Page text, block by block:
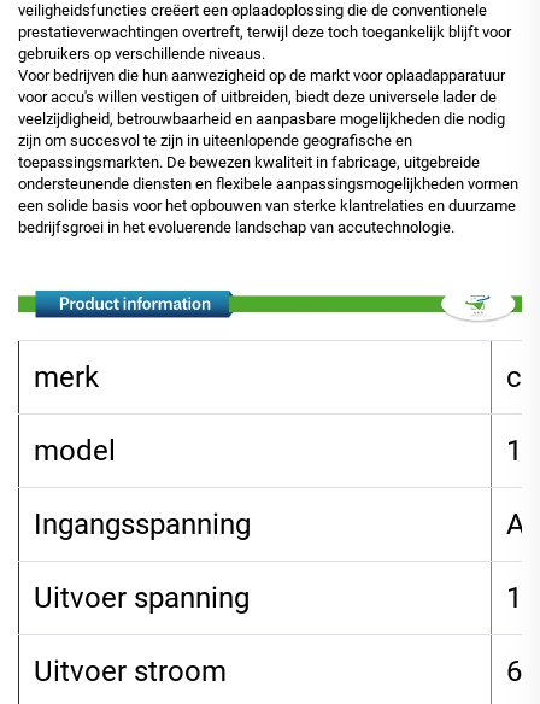
veiligheidsfuncties creëert een oplaadoplossing die de conventionele
prestatieverwachtingen overtreft, terwijl deze toch toegankelijk blijft voor
gebruikers op verschillende niveaus.
Voor bedrijven die hun aanwezigheid op de markt voor oplaadapparatuur
voor accu's willen vestigen of uitbreiden, biedt deze universele lader de
veelzijdigheid, betrouwbaarheid en aanpasbare mogelijkheden die nodig
zijn om succesvol te zijn in uiteenlopende geografische en
toepassingsmarkten. De bewezen kwaliteit in fabricage, uitgebreide
ondersteunende diensten en flexibele aanpassingsmogelijkheden vormen
een solide basis voor het opbouwen van sterke klantrelaties en duurzame
bedrijfsgroei in het evoluerende landschap van accutechnologie.
merk
model
Ingangsspanning
Uitvoer spanning
Uitvoer stroom 6A